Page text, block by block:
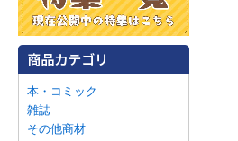
本・コミック
雑誌
その他商材